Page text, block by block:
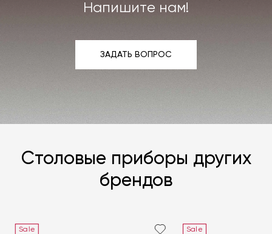
Напишите нам!
ЗАДАТЬ ВОПРОС
Столовые приборы других
брендов
Sale Sale